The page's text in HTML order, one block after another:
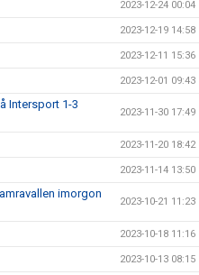
2023-12-24 00:04
2023-12-19 14:58
2023-12-11 15:36
2023-12-01 09:43
Intersport 1-3
2023-11-30 17:49
2023-11-20 18:42
2023-11-14 13:50
imorgon
2023-10-21 11:23
2023-10-18 11:16
2023-10-13 08:15